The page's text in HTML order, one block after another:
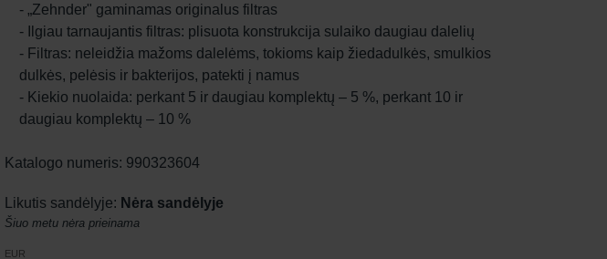
- „Zehnder" gaminamas originalus filtras
- Ilgiau tarnaujantis filtras: plisuota konstrukcija sulaiko daugiau dalelių
- Filtras: neleidžia mažoms dalelėms, tokioms kaip žiedadulkės, smulkios
dulkės, pelėsis ir bakterijos, patekti į namus
- Kiekio nuolaida: perkant 5 ir daugiau komplektų – 5 %, perkant 10 ir
daugiau komplektų – 10 %
Katalogo numeris: 990323604
Likutis sandėlyje: Nėra sandėlyje
Šiuo metu nėra prieinama
EUR